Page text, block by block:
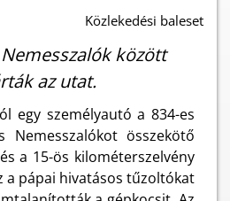
Közlekedési baleset
között
az utat.
egy személyautó a 834-es
összekötő
a 15-ös kilométerszelvény
a pápai hivatásos tűzoltókat